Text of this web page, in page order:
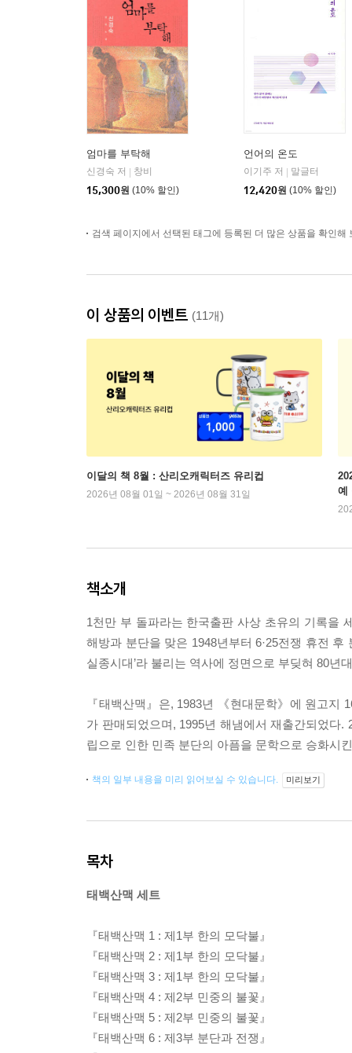
엄마를 부탁해
신경숙 저
창비
15,300원 (10% 할인)
언어의 온도
이기주 저
말글터
12,420원 (10% 할인)
검색 페이지에서 선택된 태그에 등록된 더 많은 상품을 확인해
이 상품의 이벤트 (11개)
이달의 책 8월 : 산리오캐릭터즈 유리컵
2026년 08월 01일 ~ 2026년 08월 31일
예
책소개
1천만 부 돌파라는 한국출판 사상 초유의 기록을
해방과 분단을 맞은 1948년부터 6·25전쟁 휴전 후
실종시대’라 불리는 역사에 정면으로 부딪혀 80년
『태백산맥』은, 1983년 《현대문학》에 원고지
가 판매되었으며, 1995년 해냄에서 재출간되었다
립으로 인한 민족 분단의 아픔을 문학으로 승화시
책의 일부 내용을 미리 읽어보실 수 있습니다. 미리보기
목차
태백산맥 세트
『태백산맥 1 : 제1부 한의 모닥불』
『태백산맥 2 : 제1부 한의 모닥불』
『태백산맥 3 : 제1부 한의 모닥불』
『태백산맥 4 : 제2부 민중의 불꽃』
『태백산맥 5 : 제2부 민중의 불꽃』
『태백산맥 6 : 제3부 분단과 전쟁』